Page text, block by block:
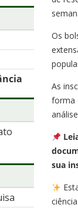
Os
As
forma
sua